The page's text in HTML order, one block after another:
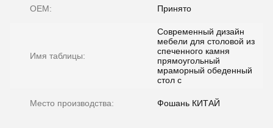
OEM: Принято
Имя таблицы:
Современный дизайн
мебели для столовой из
спеченного камня
прямоугольный
мраморный обеденный
стол с
Место производства: Фошань КИТАЙ